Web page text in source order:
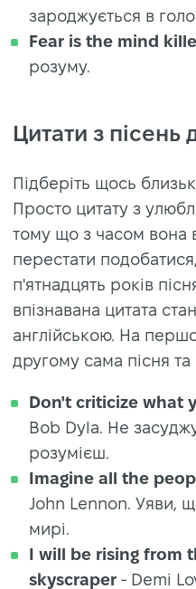
зароджується в
Fear is the mind
розуму.
Цитати з пісень
Підберіть щось
Просто цитату з
тому що з часом вона
перестати
п'ятнадцять років
впізнавана цитата
англійською. На
другому сама пісня та
Don't criticize what
Bob Dyla. Не
розумієш.
Imagine all the
John Lennon. Уяви,
мирі.
I will be rising from
skyscraper - Demi